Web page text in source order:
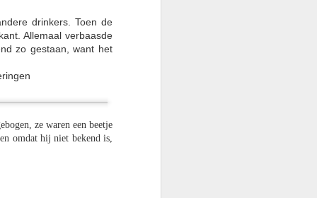
drinkers. Toen de
Allemaal verbaasde
zo gestaan, want het
n
ze waren een beetje
omdat hij niet bekend is,
geheel.